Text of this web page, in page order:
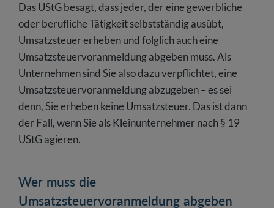
Das UStG besagt, dass jeder, der eine gewerbliche
oder berufliche Tätigkeit selbstständig ausübt,
Umsatzsteuer erheben und folglich auch eine
Umsatzsteuervoranmeldung abgeben muss. Als
Unternehmen sind Sie also dazu verpflichtet, eine
Umsatzsteuervoranmeldung abzugeben – es sei
denn, Sie erheben keine Umsatzsteuer. Das ist dann
der Fall, wenn Sie als Kleinunternehmer nach § 19
UStG agieren.
Wer muss die
Umsatzsteuervoranmeldung abgeben